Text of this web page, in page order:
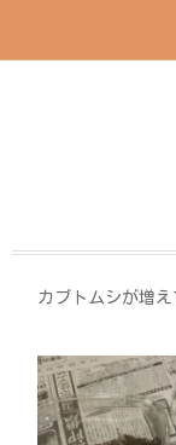
カブトムシが増